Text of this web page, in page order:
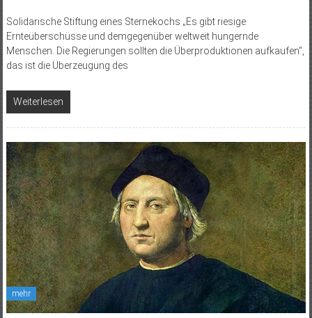
Solidarische Stiftung eines Sternekochs „Es gibt riesige
Ernteüberschüsse und demgegenüber weltweit hungernde
Menschen. Die Regierungen sollten die Überproduktionen aufkaufen“,
das ist die Überzeugung des
Weiterlesen
mehr